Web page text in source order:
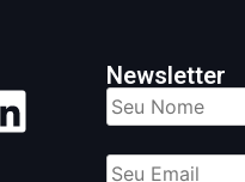
Newsletter